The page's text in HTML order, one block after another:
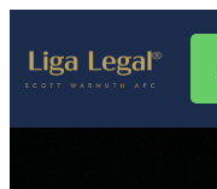
Nota:
sitio
web